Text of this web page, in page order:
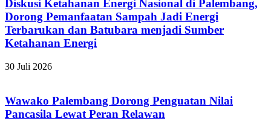
Diskusi Ketahanan Energi Nasional di Palembang,
Dorong Pemanfaatan Sampah Jadi Energi
Terbarukan dan Batubara menjadi Sumber
Ketahanan Energi
30 Juli 2026
Wawako Palembang Dorong Penguatan Nilai
Pancasila Lewat Peran Relawan